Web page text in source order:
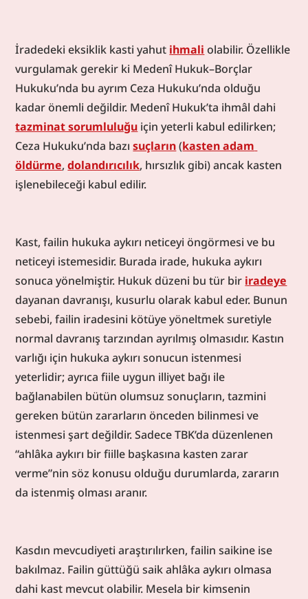
İradedeki eksiklik kasti yahut ihmali olabilir. Özellikle
vurgulamak gerekir ki Medenî Hukuk–Borçlar
Hukuku’nda bu ayrım Ceza Hukuku’nda olduğu
tazminat sorumluluğu için yeterli kabul edilirken;
Ceza Hukuku’nda bazı suçların (kasten adam
öldürme, dolandırıcılık, hırsızlık gibi) ancak kasten
işlenebileceği kabul edilir.
Kast, failin hukuka aykırı neticeyi öngörmesi ve bu
neticeyi istemesidir. Burada irade, hukuka aykırı
sonuca yönelmiştir. Hukuk düzeni bu tür bir iradeye
dayanan davranışı, kusurlu olarak kabul eder. Bunun
sebebi, failin iradesini kötüye yöneltmek suretiyle
normal davranış tarzından ayrılmış olmasıdır. Kastın
varlığı için hukuka aykırı sonucun istenmesi
yeterlidir; ayrıca fiile uygun illiyet bağı ile
bağlanabilen bütün olumsuz sonuçların, tazmini
gereken bütün zararların önceden bilinmesi ve
istenmesi şart değildir. Sadece TBK’da düzenlenen
“ahlâka aykırı bir fiille başkasına kasten zarar
verme”nin söz konusu olduğu durumlarda, zararın
da istenmiş olması aranır.
Kasdın mevcudiyeti araştırılırken, failin saikine ise
bakılmaz. Failin güttüğü saik ahlâka aykırı olmasa